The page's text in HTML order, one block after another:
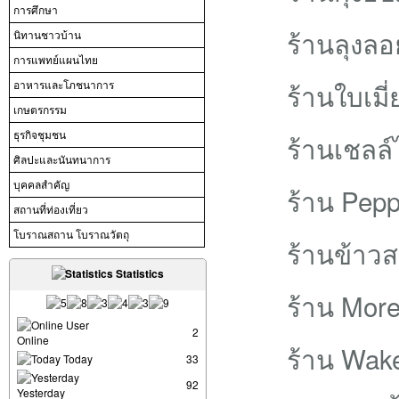
การศึกษา
นิทานชาวบ้าน
การแพทย์แผนไทย
อาหารและโภชนาการ
เกษตรกรรม
ธุรกิจชุมชน
ศิลปะและนันทนาการ
บุคคลสำคัญ
สถานที่ท่องเที่ยว
โบราณสถาน โบราณวัตถุ
Statistics
User
Online
2
Today
33
Yesterday
92
ร้านลุงล
ร้านใบเมี่
ร้านเชล
ร้าน
ร้านข้าว
ร้าน
ร้าน